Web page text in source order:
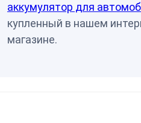
аккумулятор для
купленный в нашем
магазине.